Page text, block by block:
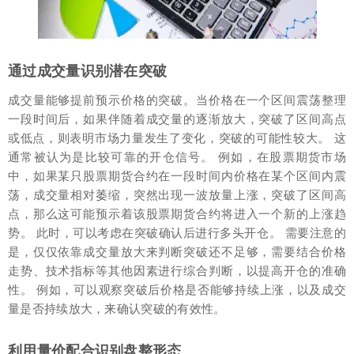
通过成交量识别潜在突破
成交量能够提前预示价格的突破。当价格在一个区间震荡整理
一段时间后，如果伴随着成交量的逐渐放大，突破了区间高点
或低点，则表明市场力量发生了变化，突破的可能性较大。 这
通常被认为是比较可靠的开仓信号。 例如，在股票期货市场
中，如果某只股票期货合约在一段时间内价格在某个区间内震
荡，成交量相对萎缩，突然出现一波放量上涨，突破了区间高
点，那么这可能预示着该股票期货合约将进入一个新的上涨趋
势。 此时，可以考虑在突破确认后进行多头开仓。 需要注意的
是，仅仅依靠成交量放大来判断突破还不足够，需要结合价格
走势、技术指标等其他因素进行综合判断，以提高开仓的准确
性。 例如，可以观察突破后价格是否能够持续上涨，以及成交
量是否持续放大，来确认突破的有效性。
利用量价配合识别盘整形态